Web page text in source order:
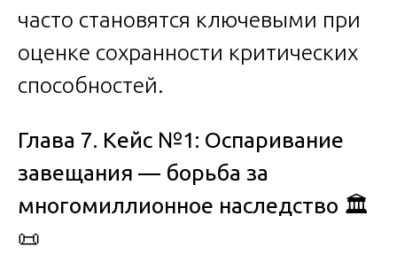
часто становятся ключевыми при
оценке сохранности критических
способностей.
Глава 7. Кейс №1: Оспаривание
завещания — борьба за
многомиллионное наследство 🏛️
📜